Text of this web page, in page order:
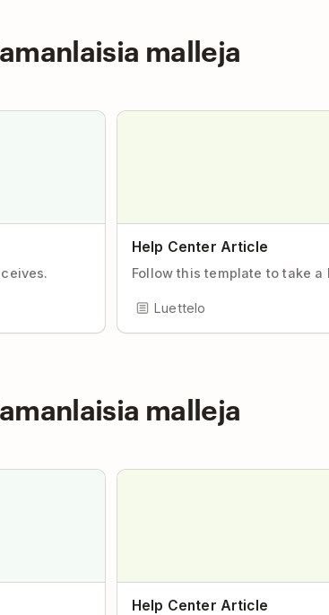
malleja
Help Center Article
Follow this template to take
Luettelo
malleja
Help Center Article